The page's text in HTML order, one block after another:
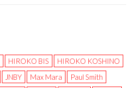
HIROKO BIS
HIROKO KOSHINO
JNBY Max Mara
Paul Smith